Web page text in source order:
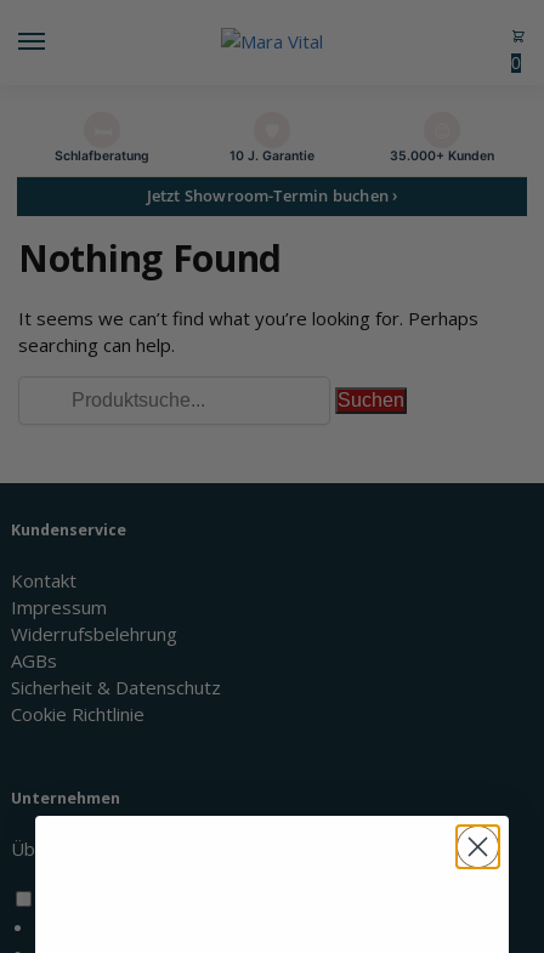
0
Schlaf­beratung 10 J. Garantie 35.000+ Kunden
Jetzt Showroom-Termin buchen ›
Nothing Found
It seems we can’t find what you’re looking for. Perhaps
searching can help.
Kundenservice
Kontakt
Impressum
Widerrufsbelehrung
AGBs
Sicherheit & Datenschutz
Cookie Richtlinie
Unternehmen
Über uns